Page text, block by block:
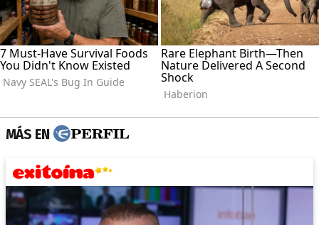
MÁS EN